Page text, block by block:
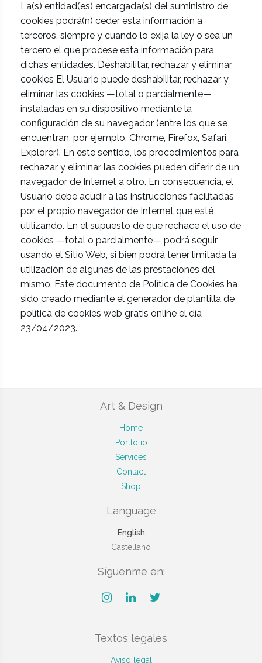
La(s) entidad(es) encargada(s) del suministro de
cookies podrá(n) ceder esta información a
terceros, siempre y cuando lo exija la ley o sea un
tercero el que procese esta información para
dichas entidades. Deshabilitar, rechazar y eliminar
cookies El Usuario puede deshabilitar, rechazar y
eliminar las cookies —total o parcialmente—
instaladas en su dispositivo mediante la
configuración de su navegador (entre los que se
encuentran, por ejemplo, Chrome, Firefox, Safari,
Explorer). En este sentido, los procedimientos para
rechazar y eliminar las cookies pueden diferir de un
navegador de Internet a otro. En consecuencia, el
Usuario debe acudir a las instrucciones facilitadas
por el propio navegador de Internet que esté
utilizando. En el supuesto de que rechace el uso de
cookies —total o parcialmente— podrá seguir
usando el Sitio Web, si bien podrá tener limitada la
utilización de algunas de las prestaciones del
mismo. Este documento de Política de Cookies ha
sido creado mediante el generador de plantilla de
política de cookies web gratis online el día
23/04/2023.
Art & Design
Home
Portfolio
Services
Contact
Shop
Language
English
Castellano
Síguenme en:
Textos legales
Aviso legal